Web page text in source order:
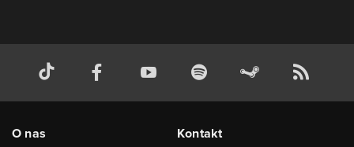
O nas Kontakt